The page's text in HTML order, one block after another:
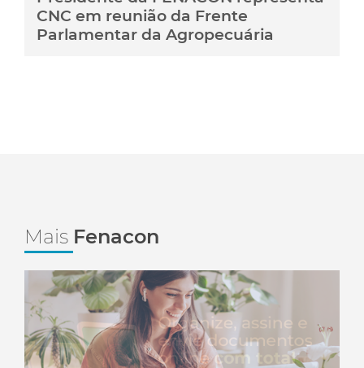
CNC em reunião da Frente
Parlamentar da Agropecuária
Mais Fenacon